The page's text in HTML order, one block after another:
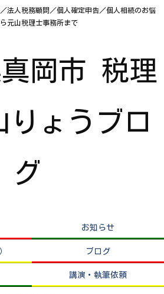
法人税務顧問／個人確定申告／個人相続のお悩
元山税理士事務所まで
岡市 税理
ょうブロ
グ
お知らせ
ブログ
講演・執筆依頼